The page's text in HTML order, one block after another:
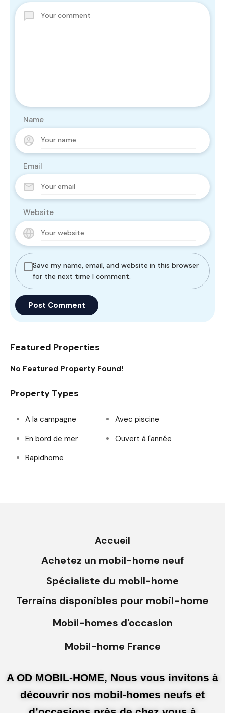
Name
Email
Website
Save my name, email, and website in this browser
for the next time I comment.
Featured Properties
No Featured Property Found!
Property Types
A la campagne
Avec piscine
En bord de mer
Ouvert à l'année
Rapidhome
Accueil
Achetez un mobil-home neuf
Spécialiste du mobil-home
Terrains disponibles pour mobil-home
Mobil-homes d'occasion
Mobil-home France
A OD MOBIL-HOME, Nous vous invitons à
découvrir nos mobil-homes neufs et